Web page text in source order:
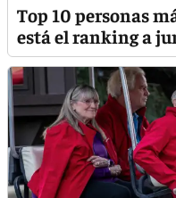
Top 10 personas
está el ranking a